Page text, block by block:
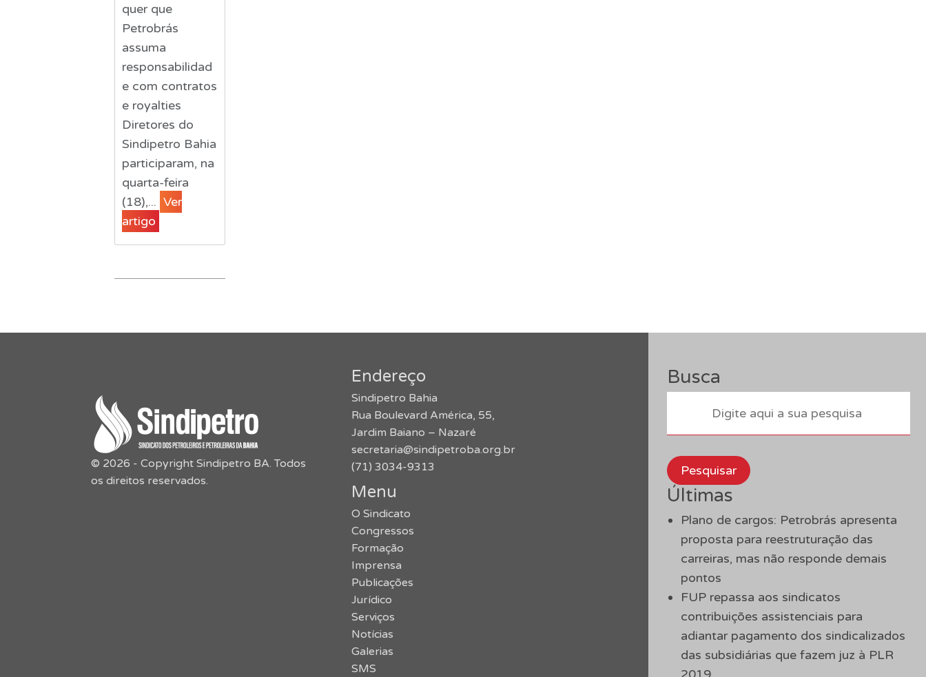
quer que
Petrobrás
assuma
responsabilidad
e com contratos
e royalties
Diretores do
Sindipetro Bahia
participaram, na
quarta-feira
(18),... Ver
artigo
Busca
Pesquisar
Últimas
Plano de cargos: Petrobrás apresenta
proposta para reestruturação das
carreiras, mas não responde demais
pontos
FUP repassa aos sindicatos
contribuições assistenciais para
adiantar pagamento dos sindicalizados
das subsidiárias que fazem juz à PLR
© 2026 - Copyright Sindipetro BA. Todos
os direitos reservados.
Endereço
Sindipetro Bahia
Rua Boulevard América, 55,
Jardim Baiano – Nazaré
secretaria@sindipetroba.org.br
(71) 3034-9313
Menu
O Sindicato
Congressos
Formação
Imprensa
Publicações
Jurídico
Serviços
Notícias
Galerias
SMS